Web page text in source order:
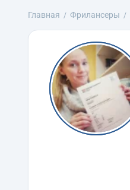
Главная Фрилансеры